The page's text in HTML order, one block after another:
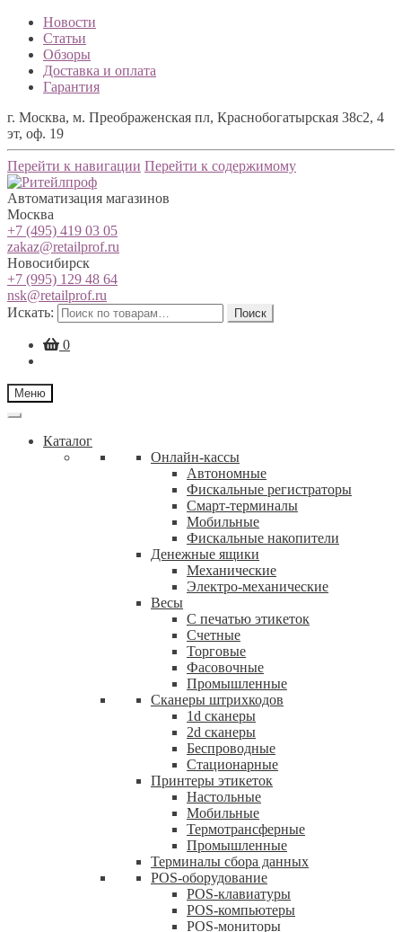
Новости
Статьи
Обзоры
Доставка и оплата
Гарантия
г. Москва, м. Преображенская пл, Краснобогатырская 38с2, 4
эт, оф. 19
Перейти к навигации Перейти к содержимому
Автоматизация магазинов
Москва
+7 (495) 419 03 05
zakaz@retailprof.ru
Новосибирск
+7 (995) 129 48 64
nsk@retailprof.ru
Искать:
Поиск
0
Меню
Каталог
Онлайн-кассы
Автономные
Фискальные регистраторы
Смарт-терминалы
Мобильные
Фискальныe накопители
Денежные ящики
Механические
Электро-механические
Весы
С печатью этикеток
Счетные
Торговые
Фасовочные
Промышленные
Сканеры штрихкодов
1d сканеры
2d сканеры
Беспроводные
Стационарные
Принтеры этикеток
Настольные
Мобильные
Термотрансферные
Промышленные
Терминалы сбора данных
POS-оборудование
POS-клавиатуры
POS-компьютеры
POS-мониторы